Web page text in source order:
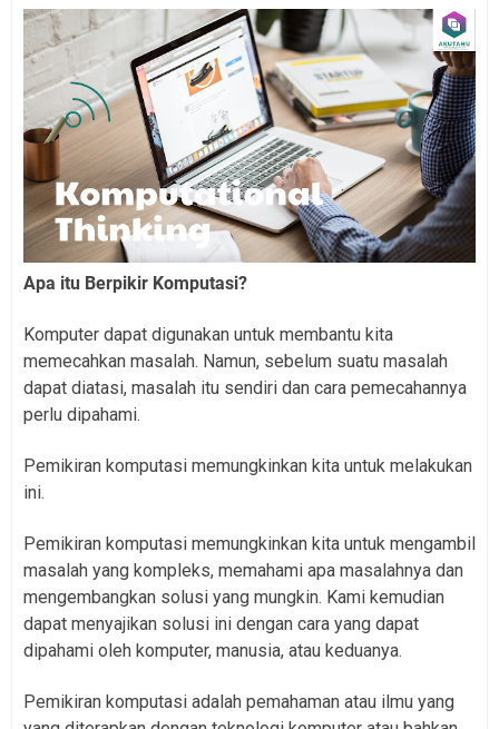
Apa itu Berpikir Komputasi?
Komputer dapat digunakan untuk membantu kita
memecahkan masalah. Namun, sebelum suatu masalah
dapat diatasi, masalah itu sendiri dan cara pemecahannya
perlu dipahami.
Pemikiran komputasi memungkinkan kita untuk melakukan
ini.
Pemikiran komputasi memungkinkan kita untuk mengambil
masalah yang kompleks, memahami apa masalahnya dan
mengembangkan solusi yang mungkin. Kami kemudian
dapat menyajikan solusi ini dengan cara yang dapat
dipahami oleh komputer, manusia, atau keduanya.
Pemikiran komputasi adalah pemahaman atau ilmu yang